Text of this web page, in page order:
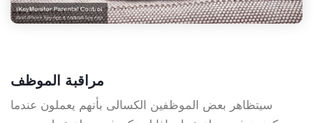
مراقبة الموظف
سيتظاهر بعض الموظفين الكسالى بأنهم يعملون عندما